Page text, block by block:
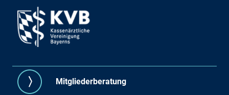
Mitgliederberatung